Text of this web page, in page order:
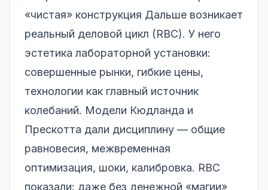
«чистая» конструкция Дальше возникает
реальный деловой цикл (RBC). У него
эстетика лабораторной установки:
совершенные рынки, гибкие цены,
технологии как главный источник
колебаний. Модели Кюдланда и
Прескотта дали дисциплину — общие
равновесия, межвременная
оптимизация, шоки, калибровка. RBC
показали: даже без денежной «магии»